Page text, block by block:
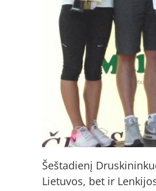
Šeštadienį
Lietuvos, bet ir